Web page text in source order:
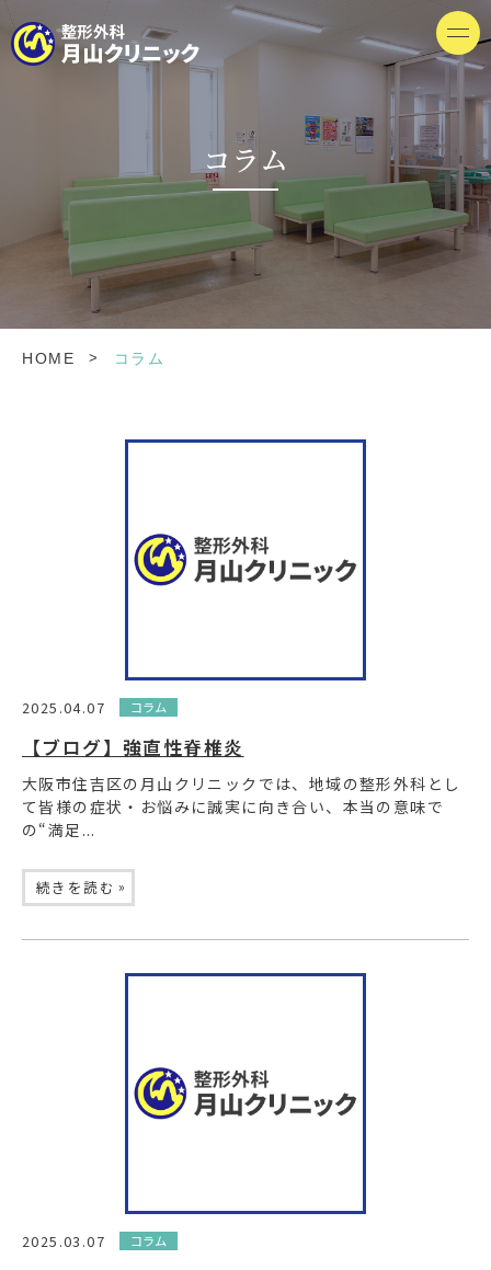
コラム
HOME > コラム
2025.04.07 コラム
【ブログ】強直性脊椎炎
大阪市住吉区の月山クリニックでは、地域の整形外科とし
て皆様の症状・お悩みに誠実に向き合い、本当の意味で
の“満足...
続きを読む »
2025.03.07 コラム